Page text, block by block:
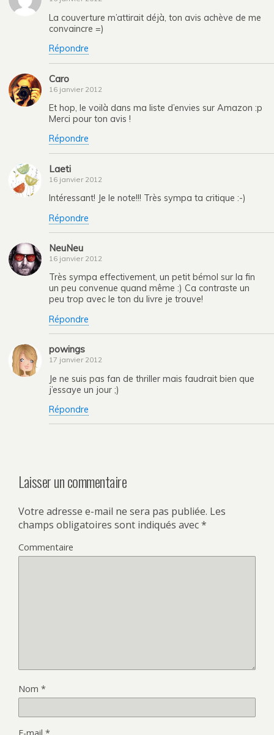
La couverture m’attirait déjà, ton avis achève de me
convaincre =)
Répondre
Caro
16 janvier 2012
Et hop, le voilà dans ma liste d’envies sur Amazon :p
Merci pour ton avis !
Répondre
Laeti
16 janvier 2012
Intéressant! Je le note!!! Très sympa ta critique :-)
Répondre
NeuNeu
16 janvier 2012
Très sympa effectivement, un petit bémol sur la fin
un peu convenue quand même :) Ca contraste un
peu trop avec le ton du livre je trouve!
Répondre
powings
17 janvier 2012
Je ne suis pas fan de thriller mais faudrait bien que
j’essaye un jour ;)
Répondre
Laisser un commentaire
Votre adresse e-mail ne sera pas publiée. Les
champs obligatoires sont indiqués avec*
Commentaire
Nom *